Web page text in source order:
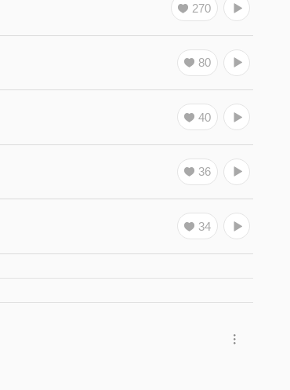
270
80
40
36
34